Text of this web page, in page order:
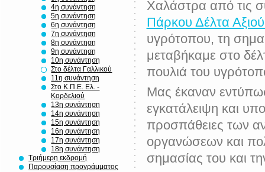
4η συνάντηση
5η συνάντηση
6η συνάντηση
7η συνάντηση
8η συνάντηση
9η συνάντηση
10η συνάντηση
Στο δέλτα Γαλλικού
11η συνάντηση
Στο Κ.Π.Ε. Ελ. -
Κορδελιού
13η συνάντηση
14η συνάντηση
15η συνάντηση
16η συνάντηση
17η συνάντηση
18η συνάντηση
Τριήμερη εκδρομή
Παρουσίαση προγράμματος
Χαλάστρα από τις
Πάρκου Δέλτα
υγρότοπου, τη
μεταβήκαμε στο
πουλιά του
Μας έκαναν
εγκατάλειψη και
προσπάθειες των
οργανώσεων και
σημασίας του και